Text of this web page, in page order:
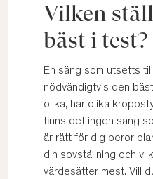
Vilken
bäst i test?
En säng som utsetts
nödvändigtvis den
olika, har olika
finns det ingen säng
är rätt för dig beror
din sovställning och
värdesätter mest. Vill